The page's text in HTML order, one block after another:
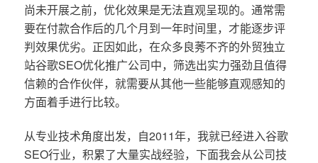
尚未开展之前，优化效果是无法直观呈现的。通常需
要在付款合作后的几个月到一年时间里，才能逐步评
判效果优劣。正因如此，在众多良莠不齐的外贸独立
站谷歌SEO优化推广公司中，筛选出实力强劲且值得
信赖的合作伙伴，就需要从其他一些能够直观感知的
方面着手进行比较。
从专业技术角度出发，自2011年，我就已经进入谷歌
SEO行业，积累了大量实战经验，下面我会从公司技